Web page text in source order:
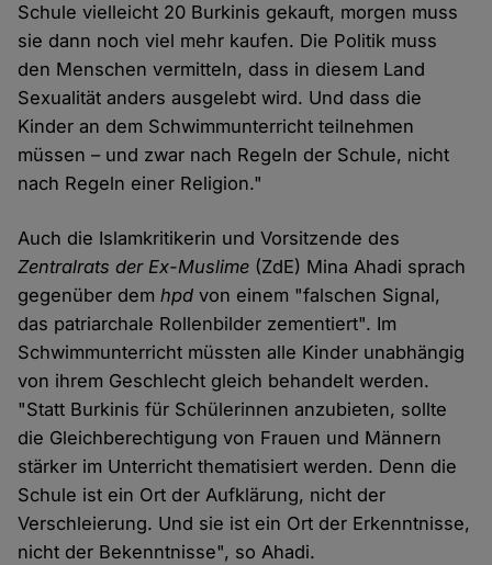
Schule vielleicht 20 Burkinis gekauft, morgen muss
sie dann noch viel mehr kaufen. Die Politik muss
den Menschen vermitteln, dass in diesem Land
Sexualität anders ausgelebt wird. Und dass die
Kinder an dem Schwimmunterricht teilnehmen
müssen – und zwar nach Regeln der Schule, nicht
nach Regeln einer Religion."
Auch die Islamkritikerin und Vorsitzende des
Zentralrats der Ex-Muslime (ZdE) Mina Ahadi sprach
gegenüber demhpd von einem "falschen Signal,
das patriarchale Rollenbilder zementiert". Im
Schwimmunterricht müssten alle Kinder unabhängig
von ihrem Geschlecht gleich behandelt werden.
"Statt Burkinis für Schülerinnen anzubieten, sollte
die Gleichberechtigung von Frauen und Männern
stärker im Unterricht thematisiert werden. Denn die
Schule ist ein Ort der Aufklärung, nicht der
Verschleierung. Und sie ist ein Ort der Erkenntnisse,
nicht der Bekenntnisse", so Ahadi.